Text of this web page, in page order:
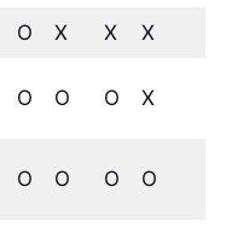
O X X X
O O O X
O O O O